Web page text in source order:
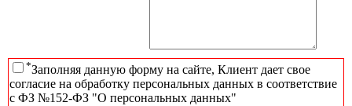
*Заполняя данную форму на сайте, Клиент дает свое
согласие на обработку персональных данных в соответствие
с ФЗ №152-ФЗ "О персональных данных"